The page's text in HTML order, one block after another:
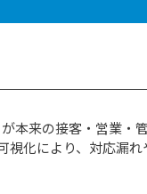
本来の接客・営業・
化により、対応漏